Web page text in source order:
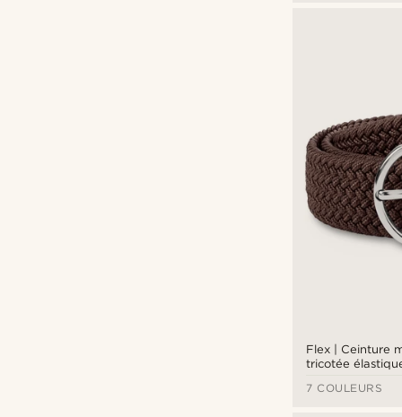
Flex | Ceinture
tricotée
7 COULEURS